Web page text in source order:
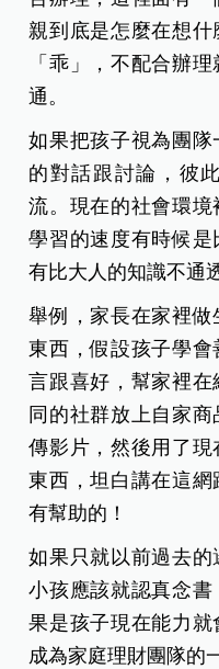
親到底是怎麼在想什
「乖」，不配合辦
通。
如果把孩子視為團
的對話跟討論，彼
流。現在的社會環
學習的速度有時候
有比大人的知識不通
舉例，家長在家裡
東西，假設孩子學
言跟喜好，幫家裡
同的社群放上自家
傳影片，然後用了
東西，坦白講在這
有幫助的！
如果只就以前過去
小孩應該就認真念
果是孩子現在能力
成為家庭理財團隊的